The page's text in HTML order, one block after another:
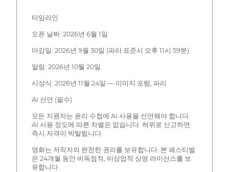
타임라인
오픈 날짜: 2026년 6월 1일
마감일: 2026년 9월 30일 (파리 표준시 오후 11시 59분)
알림: 2026년 10월 20일
시상식: 2026년 11월 24일 — 이미지 포럼, 파리
AI 선언 (필수)
모든 지원자는 윤리 수첩에 AI 사용을 선언해야 합니다.
AI 사용 정도에 따른 차별은 없습니다. 허위로 신고하면
즉시 자격이 박탈됩니다.
영화는 저작자의 완전한 권리를 보유합니다. 본 페스티벌
은 24개월 동안 비독점적, 비상업적 상영 라이선스를 보
유합니다.